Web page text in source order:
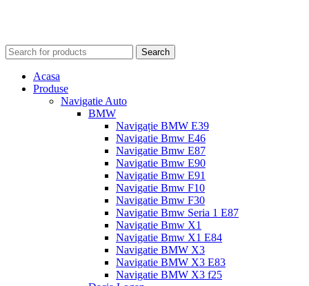
Search
Acasa
Produse
Navigatie Auto
BMW
Navigație BMW E39
Navigatie Bmw E46
Navigatie Bmw E87
Navigatie Bmw E90
Navigatie Bmw E91
Navigatie Bmw F10
Navigatie Bmw F30
Navigatie Bmw Seria 1 E87
Navigatie Bmw X1
Navigatie Bmw X1 E84
Navigatie BMW X3
Navigatie BMW X3 E83
Navigatie BMW X3 f25